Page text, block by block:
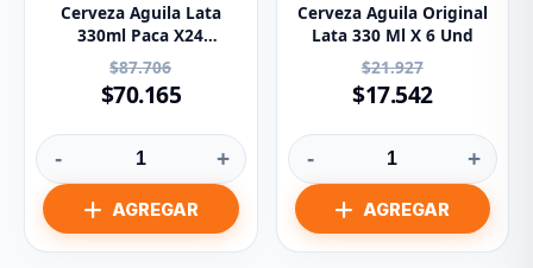
Cerveza Aguila Lata
330ml Paca X24
Unidades
$87.706
$70.165
- +
Cerveza Aguila Original
Lata 330 Ml X 6 Und
$21.927
$17.542
- +